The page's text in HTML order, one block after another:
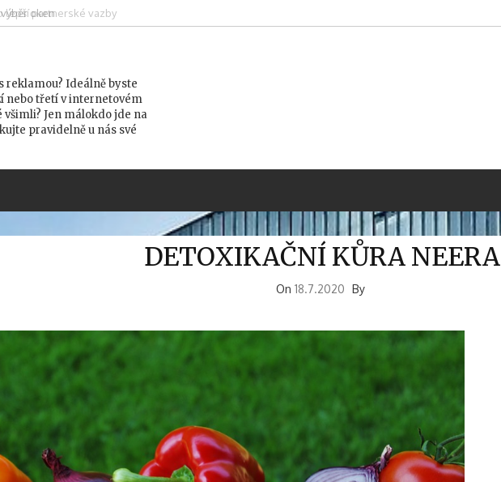
oken
reklamou? Ideálně byste
nebo třetí v internetovém
všimli? Jen málokdo jde na
pravidelně u nás své
DETOXIKAČNÍ KŮRA NEERA
On 18.7.2020 By